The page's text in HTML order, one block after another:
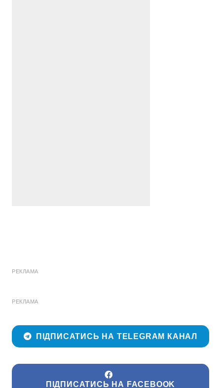
РЕКЛАМА
РЕКЛАМА
ПІДПИСАТИСЬ НА TELEGRAM КАНАЛ
ПІДПИСАТИСЬ НА FACEBOOK